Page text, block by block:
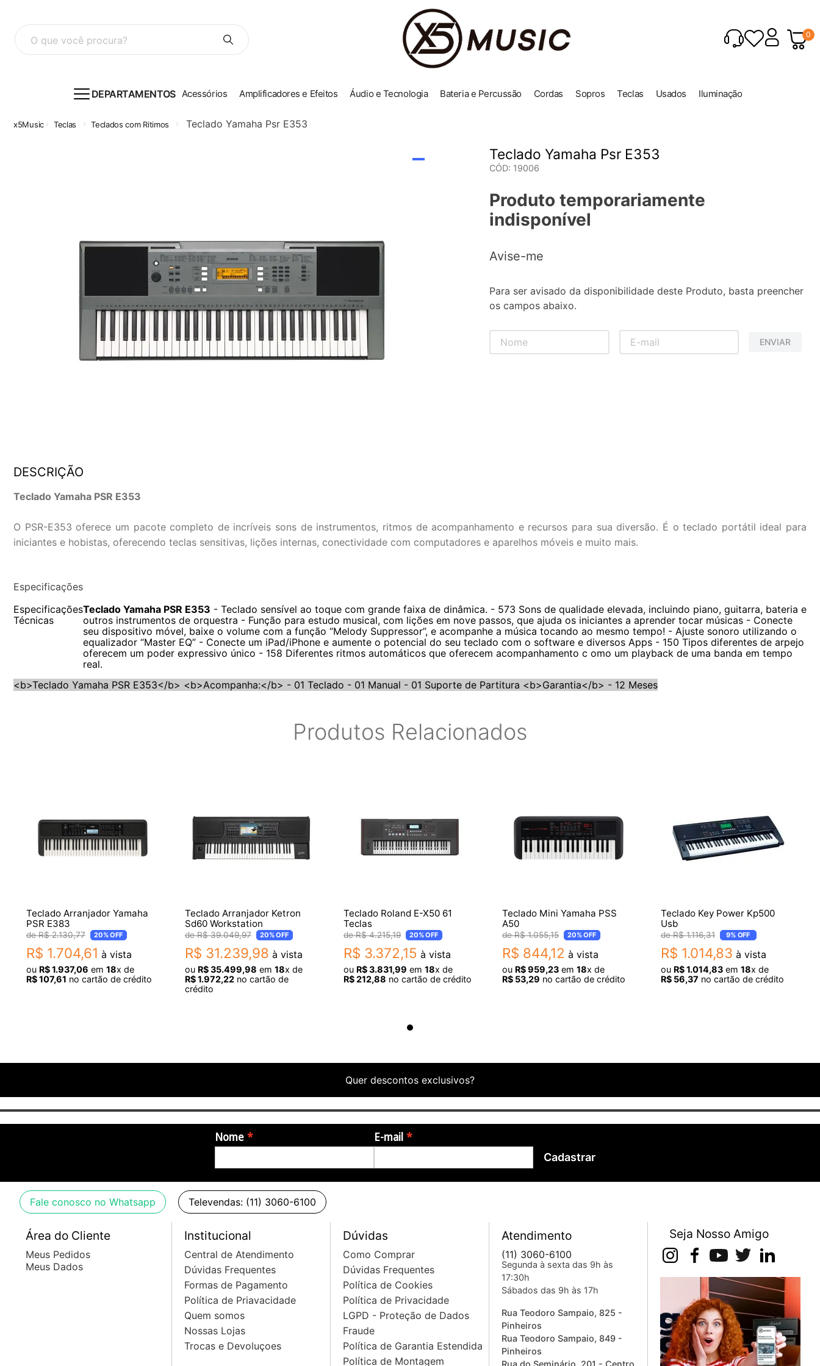
O que você procura? 0
DEPARTAMENTOS Acessórios Amplificadores e Efeitos Áudio e Tecnologia Bateria e Percussão Cordas Sopros Teclas Usados Iluminação
Teclas Teclados com Ritimos Teclado Yamaha Psr E353
Teclado Yamaha Psr E353
CÓD: 19006
Produto temporariamente
indisponível
Avise-me
Para ser avisado da disponibilidade deste Produto, basta preencher
os campos abaixo.
ENVIAR
DESCRIÇÃO
Teclado Yamaha PSR E353
O PSR-E353 oferece um pacote completo de incríveis sons de instrumentos, ritmos de acompanhamento e recursos para sua diversão. É o teclado portátil ideal para
iniciantes e hobistas, oferecendo teclas sensitivas, lições internas, conectividade com computadores e aparelhos móveis e muito mais.
Especificações
Especificações
Técnicas
Teclado Yamaha PSR E353 - Teclado sensível ao toque com grande faixa de dinâmica. - 573 Sons de qualidade elevada, incluindo piano, guitarra, bateria e
outros instrumentos de orquestra - Função para estudo musical, com lições em nove passos, que ajuda os iniciantes a aprender tocar músicas - Conecte
seu dispositivo móvel, baixe o volume com a função “Melody Suppressor”, e acompanhe a música tocando ao mesmo tempo! - Ajuste sonoro utilizando o
equalizador “Master EQ” - Conecte um iPad/iPhone e aumente o potencial do seu teclado com o software e diversos Apps - 150 Tipos diferentes de arpejo
oferecem um poder expressivo único - 158 Diferentes ritmos automáticos que oferecem acompanhamento c omo um playback de uma banda em tempo
real.
<b>Teclado Yamaha PSR E353</b> <b>Acompanha:</b> - 01 Teclado - 01 Manual - 01 Suporte de Partitura <b>Garantia</b> - 12 Meses
Produtos Relacionados
Teclado Arranjador Yamaha
PSR E383
R$ 2.130,77 20%OFF
R$ 1.704,61 à vista
ou R$1.937,06 em 18x de
R$107,61 no cartão de crédito
Teclado Arranjador Ketron
Sd60 Workstation
R$ 39.049,97 20%OFF
R$ 31.239,98 à vista
ou R$35.499,98 em 18x de
R$1.972,22 no cartão de
crédito
Teclado Roland E-X50 61
Teclas
R$ 4.215,19 20%OFF
R$ 3.372,15 à vista
ou R$3.831,99 em 18x de
R$212,88 no cartão de crédito
Teclado Mini Yamaha PSS
A50
R$ 1.055,15 20%OFF
R$ 844,12 à vista
ou R$959,23 em 18x de
R$ 53,29 no cartão de crédito
Teclado Key Power Kp500
Usb
R$ 1.116,31 9%OFF
R$ 1.014,83 à vista
ou R$1.014,83 em 18x de
R$ 56,37 no cartão de crédito
Quer descontos exclusivos?
Nome E-mail
Cadastrar
Fale conosco no Whatsapp Televendas: (11) 3060-6100
Área do Cliente
Meus Pedidos
Meus Dados
Institucional
Central de Atendimento
Dúvidas Frequentes
Formas de Pagamento
Política de Priavacidade
Quem somos
Nossas Lojas
Trocas e Devoluçoes
Dúvidas
Como Comprar
Dúvidas Frequentes
Política de Cookies
Política de Privacidade
LGPD - Proteção de Dados
Fraude
Política de Garantia Estendida
Política de Montagem
Atendimento
(11) 3060-6100
Segunda à sexta das 9h às
17:30h
Sábados das 9h às 17h
Rua Teodoro Sampaio, 825 -
Pinheiros
Rua Teodoro Sampaio, 849 -
Pinheiros
Seja Nosso Amigo